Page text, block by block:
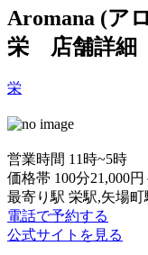
Aromana (ア
栄 店舗詳細
栄
営業時間 11時~5時
価格帯 100分21,000円
最寄り駅 栄駅,矢場町
電話で予約する
公式サイトを見る